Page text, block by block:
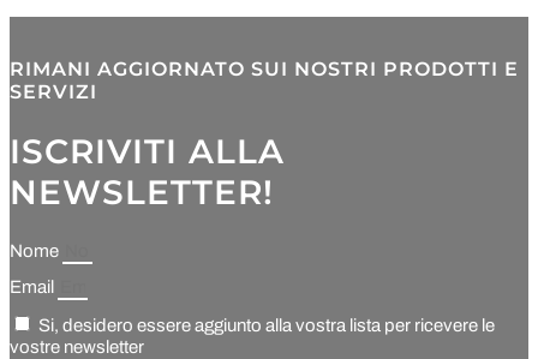
RIMANI AGGIORNATO SUI NOSTRI PRODOTTI E
SERVIZI
ISCRIVITI ALLA
NEWSLETTER!
Nome
Email
Si, desidero essere aggiunto alla vostra lista per ricevere le
vostre newsletter